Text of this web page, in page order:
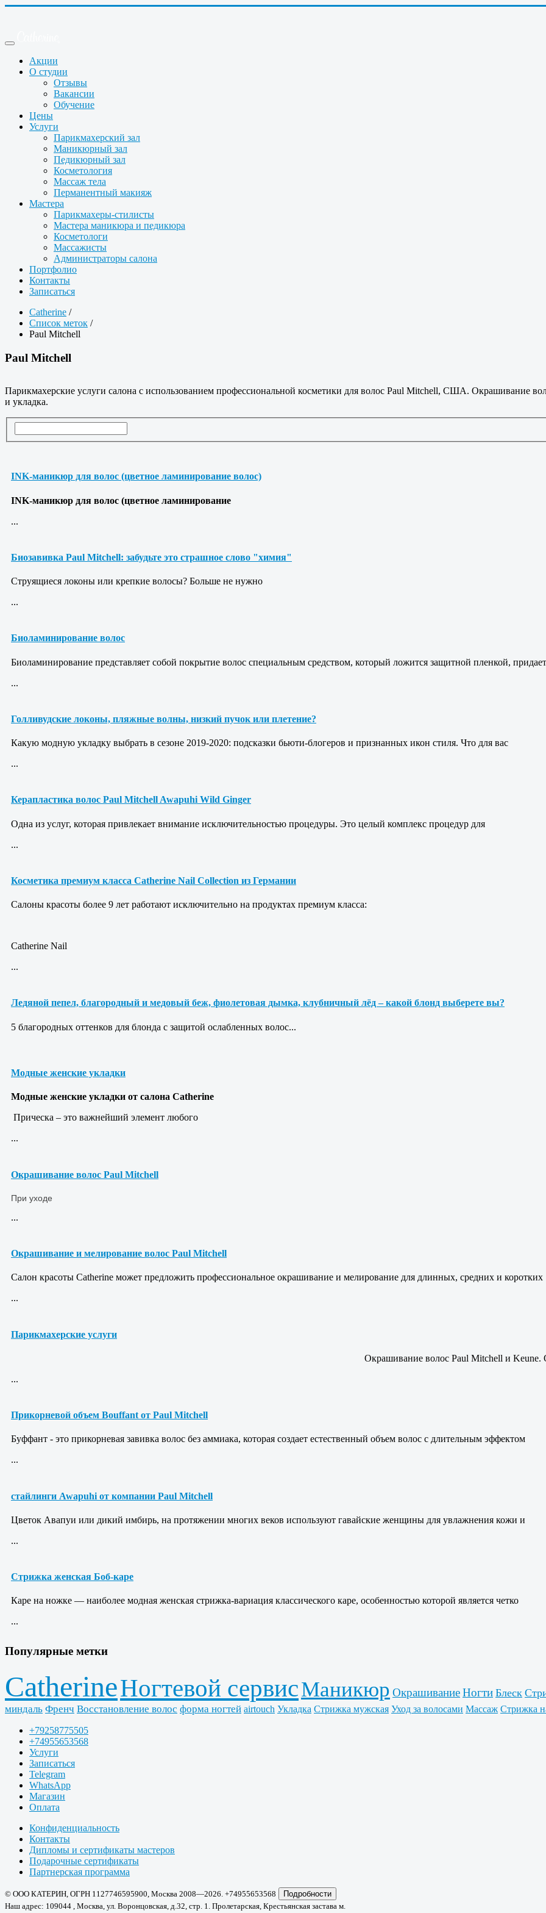
Акции
О студии
Отзывы
Вакансии
Обучение
Цены
Услуги
Парикмахерский зал
Маникюрный зал
Педикюрный зал
Косметология
Массаж тела
Перманентный макияж
Мастера
Парикмахеры-стилисты
Мастера маникюра и педикюра
Косметологи
Массажисты
Администраторы салона
Портфолио
Контакты
Записаться
Catherine /
Список меток /
Paul Mitchell
Paul Mitchell
Парикмахерские услуги салона с использованием профессиональной косметики для волос Paul Mitchell, США. Окрашивание
и укладка.
INK-маникюр для волос (цветное ламинирование волос)
INK-маникюр для волос (цветное ламинирование
...
Биозавивка Paul Mitchell: забудьте это страшное слово "химия"
Струящиеся локоны или крепкие волосы? Больше не нужно
...
Биоламинирование волос
Биоламинирование представляет собой покрытие волос специальным средством, который ложится защитной пленкой, придает
...
Голливудские локоны, пляжные волны, низкий пучок или плетение?
Какую модную укладку выбрать в сезоне 2019-2020: подсказки бьюти-блогеров и признанных икон стиля. Что для вас
...
Керапластика волос Paul Mitchell Awapuhi Wild Ginger
Одна из услуг, которая привлекает внимание исключительностью процедуры. Это целый комплекс процедур для
...
Косметика премиум класса Catherine Nail Collection из Германии
Салоны красоты более 9 лет работают исключительно на продуктах премиум класса:
Catherine Nail
...
Ледяной пепел, благородный и медовый беж, фиолетовая дымка, клубничный лёд ‒ какой блонд выберете вы?
5 благородных оттенков для блонда с защитой ослабленных волос...
Модные женские укладки
Модные женские укладки от салона Catherine
Прическа – это важнейший элемент любого
...
Окрашивание волос Paul Mitchell
При уходе
...
Окрашивание и мелирование волос Paul Mitchell
Салон красоты Catherine может предложить профессиональное окрашивание и мелирование для длинных, средних и коротких
...
Парикмахерские услуги
Окрашивание волос Paul Mitchell и Keune.
...
Прикорневой объем Bouffant от Paul Mitchell
Буффант - это прикорневая завивка волос без аммиака, которая создает естественный объем волос с длительным эффектом
...
стайлинги Awapuhi от компании Paul Mitchell
Цветок Авапуи или дикий имбирь, на протяжении многих веков используют гавайские женщины для увлажнения кожи и
...
Стрижка женская Боб-каре
Каре на ножке — наиболее модная женская стрижка-вариация классического каре, особенностью которой является четко
...
Популярные метки
CatherineНогтевой сервисМаникюр ОкрашиваниеНогти Блеск
миндаль Френч Восстановление волос форма ногтей airtouch Укладка Стрижка мужская Уход за волосами Массаж Стрижка
+79258775505
+74955653568
Услуги
Записаться
Telegram
WhatsApp
Магазин
Оплата
Конфиденциальность
Контакты
Дипломы и сертификаты мастеров
Подарочные сертификаты
Партнерская программа
© ООО КАТЕРИН, ОГРН 1127746595900, Москва 2008—2026. +74955653568
Подробности
Наш адрес: 109044 , Москва, ул. Воронцовская, д.32, стр. 1. Пролетарская, Крестьянская застава м.